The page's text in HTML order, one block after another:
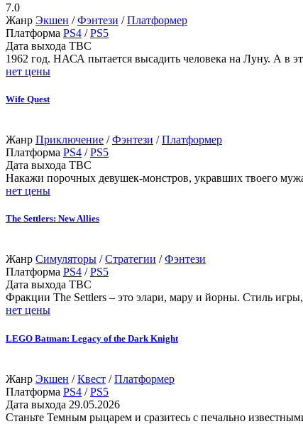
7.0
Жанр Экшен /Фэнтези /Платформер
Платформа PS4 /PS5
Дата выхода TBC
1962 год. НАСА пытается высадить человека на Луну. А в
нет цены
Wife Quest
Жанр Приключение /Фэнтези /Платформер
Платформа PS4 /PS5
Дата выхода TBC
Накажи порочных девушек-монстров, укравших твоего
нет цены
The Settlers: New Allies
Жанр Симуляторы /Стратегии /Фэнтези
Платформа PS4 /PS5
Дата выхода TBC
Фракции The Settlers – это элари, мару и йорны. Стиль
нет цены
LEGO Batman: Legacy of the Dark Knight
Жанр Экшен /Квест /Платформер
Платформа PS4 /PS5
Дата выхода 29.05.2026
Станьте Темным рыцарем и сразитесь с печально